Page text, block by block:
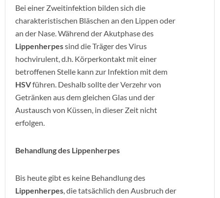
Bei einer Zweitinfektion bilden sich die
charakteristischen Bläschen an den Lippen oder
an der Nase. Während der Akutphase des
Lippenherpessind die Träger des Virus
hochvirulent, d.h. Körperkontakt mit einer
betroffenen Stelle kann zur Infektion mit dem
HSVführen. Deshalb sollte der Verzehr von
Getränken aus dem gleichen Glas und der
Austausch von Küssen, in dieser Zeit nicht
erfolgen.
Behandlung des Lippenherpes
Bis heute gibt es keine Behandlung des
Lippenherpes, die tatsächlich den Ausbruch der